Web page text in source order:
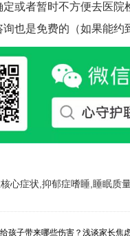
定或者暂时不方便去医
也是免费的（如果能约
心症状,抑郁症嗜睡,睡眠质
孩子带来哪些伤害？浅谈家长焦